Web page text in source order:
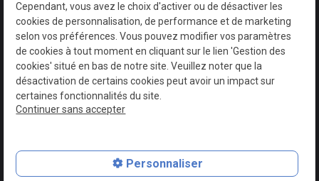
Plan du site
Cependant, vous avez le choix d'activer ou de désactiver les
cookies de personnalisation, de performance et de marketing
selon vos préférences. Vous pouvez modifier vos paramètres
de cookies à tout moment en cliquant sur le lien 'Gestion des
cookies' situé en bas de notre site. Veuillez noter que la
désactivation de certains cookies peut avoir un impact sur
certaines fonctionnalités du site.
Continuer sans accepter
Personnaliser